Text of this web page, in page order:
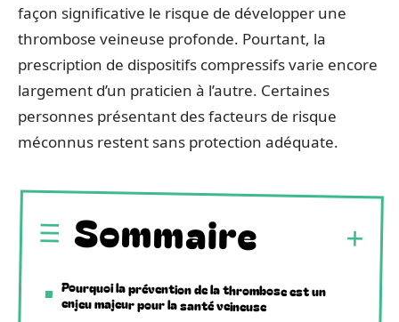
façon significative le risque de développer une
thrombose veineuse profonde. Pourtant, la
prescription de dispositifs compressifs varie encore
largement d’un praticien à l’autre. Certaines
personnes présentant des facteurs de risque
méconnus restent sans protection adéquate.
Sommaire
Pourquoi la prévention de la thrombose est un
enjeu majeur pour la santé veineuse